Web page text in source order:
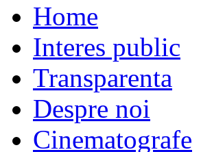
Home
Interes public
Transparenta
Despre noi
Cinematografe